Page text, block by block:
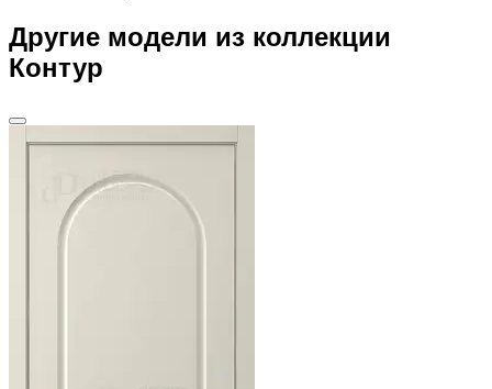
Другие модели из коллекции
Контур